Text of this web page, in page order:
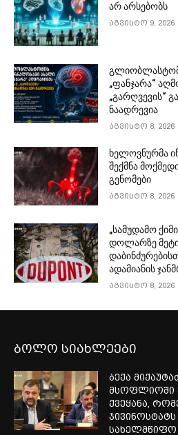
არ არსებობს
აგვისტო 9, 2026
„ფანჯარა“
„გარღვევის“
ნაადრევია
აგვისტო 8, 2026
ხელოვნურმა
შექმნა
გენომები
აგვისტო 8, 2026
„სამუდამო
დოლარზე
ადამიანის
აგვისტო 8, 2026
ბოლო სიახლეები
ბექა
მსოფლიოში
ქვეყანა,
ჯივინოსტატს